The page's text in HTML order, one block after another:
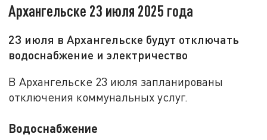
Архангельске 23 июля 2025 года
23 июля в Архангельске будут отключать
водоснабжение и электричество
В Архангельске 23 июля запланированы
отключения коммунальных услуг.
Водоснабжение